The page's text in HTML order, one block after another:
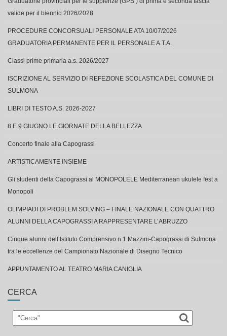
valide per il biennio 2026/2028
PROCEDURE CONCORSUALI PERSONALE ATA 10/07/2026
GRADUATORIA PERMANENTE PER IL PERSONALE A.T.A.
Classi prime primaria a.s. 2026/2027
ISCRIZIONE AL SERVIZIO DI REFEZIONE SCOLASTICA DEL COMUNE DI
SULMONA
LIBRI DI TESTO A.S. 2026-2027
8 E 9 GIUGNO LE GIORNATE DELLA BELLEZZA
Concerto finale alla Capograssi
ARTISTICAMENTE INSIEME
Gli studenti della Capograssi al MONOPOLELE Mediterranean ukulele fest a
Monopoli
OLIMPIADI DI PROBLEM SOLVING – FINALE NAZIONALE CON QUATTRO
ALUNNI DELLA CAPOGRASSI A RAPPRESENTARE L’ABRUZZO
Cinque alunni dell’Istituto Comprensivo n.1 Mazzini-Capograssi di Sulmona
tra le eccellenze del Campionato Nazionale di Disegno Tecnico
APPUNTAMENTO AL TEATRO MARIA CANIGLIA
CERCA